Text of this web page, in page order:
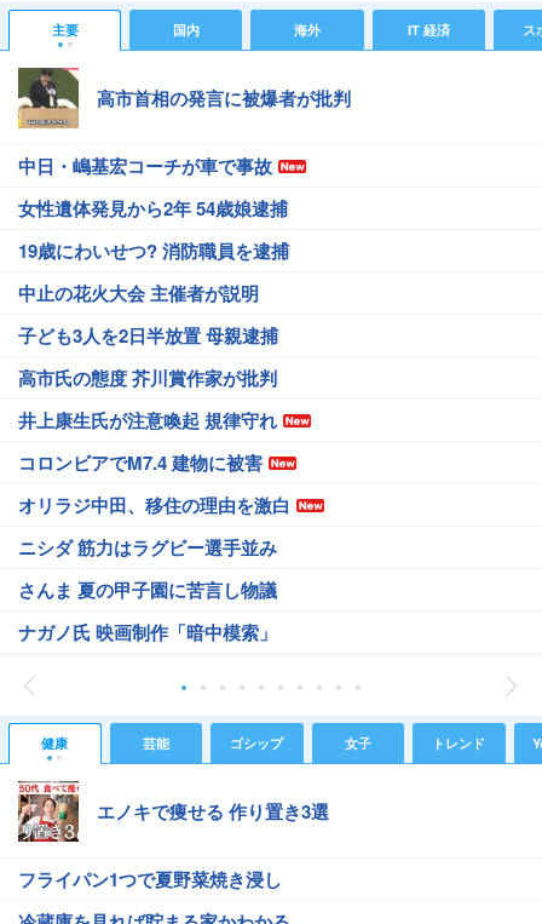
主要 国内 海外 IT 経済 ス
高市首相の発言に被爆者が批判
中日・嶋基宏コーチが車で事故
女性遺体発見から2年 54歳娘逮捕
19歳にわいせつ? 消防職員を逮捕
中止の花火大会 主催者が説明
子ども3人を2日半放置 母親逮捕
高市氏の態度 芥川賞作家が批判
井上康生氏が注意喚起 規律守れ
コロンビアでM7.4 建物に被害
オリラジ中田、移住の理由を激白
ニシダ 筋力はラグビー選手並み
さんま 夏の甲子園に苦言し物議
ナガノ氏 映画制作「暗中模索」
健康 芸能 ゴシップ 女子 トレンド
エノキで痩せる 作り置き3選
フライパン1つで夏野菜焼き浸し